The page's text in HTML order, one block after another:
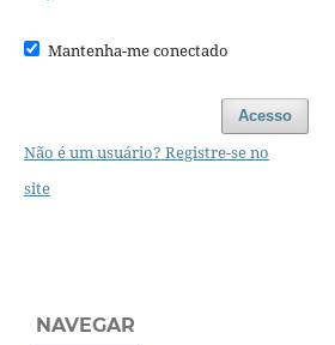
Mantenha-me conectado
Acesso
Não é um usuário? Registre-se no
site
NAVEGAR